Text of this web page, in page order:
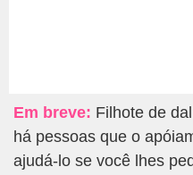
Em breve: Filhote de
há pessoas que o
ajudá-lo se você lhes